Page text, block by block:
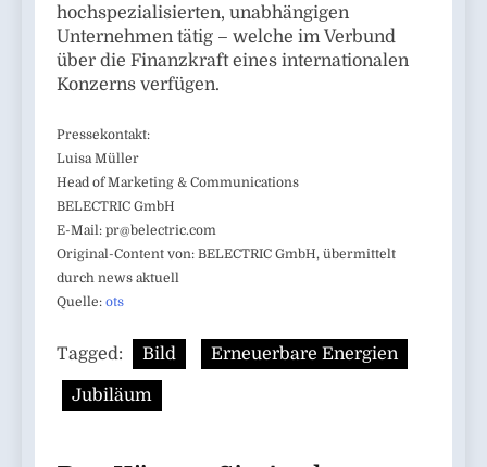
hochspezialisierten, unabhängigen
Unternehmen tätig – welche im Verbund
über die Finanzkraft eines internationalen
Konzerns verfügen.
Pressekontakt:
Luisa Müller
Head of Marketing & Communications
BELECTRIC GmbH
E-Mail: pr@belectric.com
Original-Content von: BELECTRIC GmbH, übermittelt
durch news aktuell
Quelle: ots
Tagged: Bild Erneuerbare Energien
Jubiläum